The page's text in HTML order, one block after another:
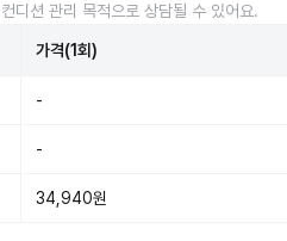
디션 관리 목적으로 상담될 수 있어요.
가격(1회)
-
-
34,940원